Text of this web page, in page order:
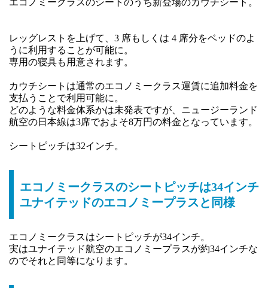
レッグレストを上げて、3 席もしくは 4 席分をベッドのよ
うに利用することが可能に。
専用の寝具も用意されます。
カウチシートは通常のエコノミークラス運賃に追加料金を
支払うことで利用可能に。
どのような料金体系かは未発表ですが、ニュージーランド
航空の日本線は3席でおよそ8万円の料金となっています。
シートピッチは32インチ。
エコノミークラスのシートピッチは34インチ
ユナイテッドのエコノミープラスと同様
エコノミークラスはシートピッチが34インチ。
実はユナイテッド航空のエコノミープラスが約34インチな
のでそれと同等になります。